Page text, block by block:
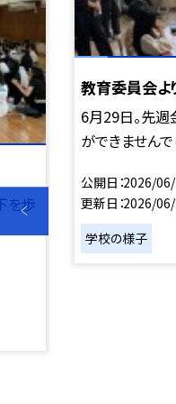
を歩
教育委員会よ
6月29日。先
ができませんで
公開日 2026/
更新日 2026/
学校の様子